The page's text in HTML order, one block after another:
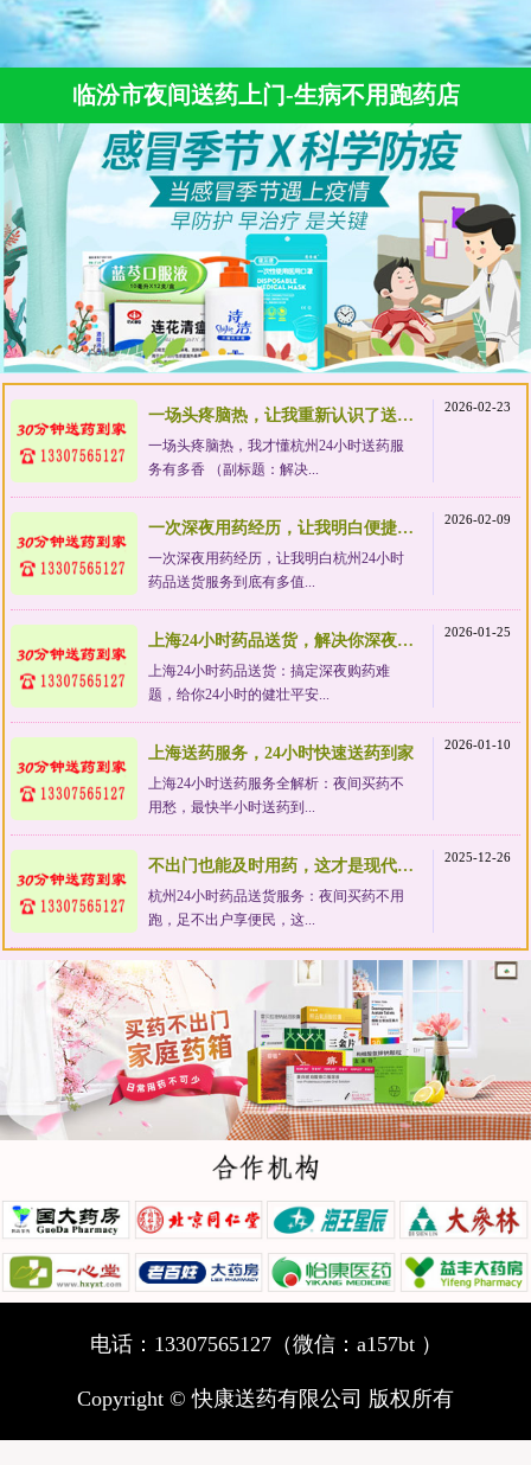
临汾市夜间送药上门-生病不用跑药店
一场头疼脑热，让我重新认识了送药服务的价值
一场头疼脑热，我才懂杭州24小时送药服
务有多香 （副标题：解决...
2026-02-23
一次深夜用药经历，让我明白便捷服务有多值
一次深夜用药经历，让我明白杭州24小时
药品送货服务到底有多值...
2026-02-09
上海24小时药品送货，解决你深夜急需药品的难题
上海24小时药品送货：搞定深夜购药难
题，给你24小时的健壮平安...
2026-01-25
上海送药服务，24小时快速送药到家
上海24小时送药服务全解析：夜间买药不
用愁，最快半小时送药到...
2026-01-10
不出门也能及时用药，这才是现代生活该有的样子
杭州24小时药品送货服务：夜间买药不用
跑，足不出户享便民，这...
2025-12-26
电话：13307565127（微信：a157bt ）
Copyright © 快康送药有限公司 版权所有